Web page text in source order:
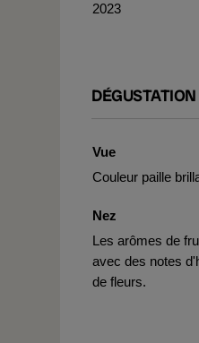
2023
DÉGUSTATION
Vue
Couleur paille
Nez
Les arômes de
avec des notes
de fleurs.